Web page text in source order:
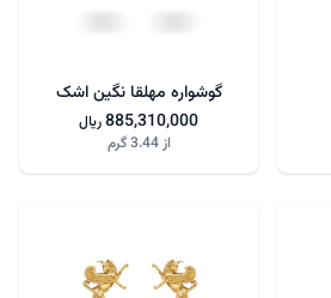
گوشواره مهلقا نگین اشک
885,310,000ریال
از3.44 گرم